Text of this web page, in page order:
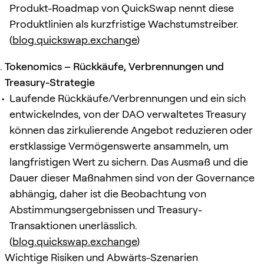
Produkt-Roadmap von QuickSwap nennt diese
Produktlinien als kurzfristige Wachstumstreiber.
(blog.quickswap.exchange)
Tokenomics – Rückkäufe, Verbrennungen und
Treasury-Strategie
Laufende Rückkäufe/Verbrennungen und ein sich
entwickelndes, von der DAO verwaltetes Treasury
können das zirkulierende Angebot reduzieren oder
erstklassige Vermögenswerte ansammeln, um
langfristigen Wert zu sichern. Das Ausmaß und die
Dauer dieser Maßnahmen sind von der Governance
abhängig, daher ist die Beobachtung von
Abstimmungsergebnissen und Treasury-
Transaktionen unerlässlich.
(blog.quickswap.exchange)
Wichtige Risiken und Abwärts-Szenarien